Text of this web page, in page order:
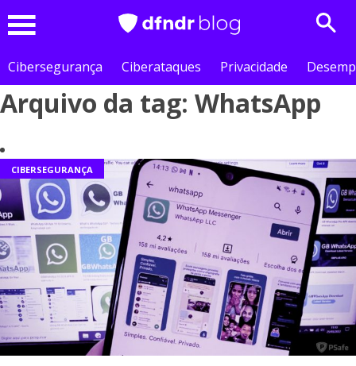
Cibersegurança
Ciberataques Privacidade
Arquivo da tag: WhatsApp
CIBERSEGURANÇA